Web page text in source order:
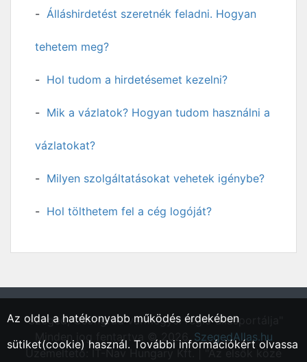
Álláshirdetést szeretnék feladni. Hogyan
tehetem meg?
Hol tudom a hirdetésemet kezelni?
Mik a vázlatok? Hogyan tudom használni a
vázlatokat?
Milyen szolgáltatásokat vehetek igénybe?
Hol tölthetem fel a cég logóját?
"Szeged, Csongrád vármegyei régió állásportálja"
Minden jog fentartva © 2026. SzegedAllas.hu
Üzemeltető: IT-Nav Hungary Kft. | "Az elsők közé
Az oldal a hatékonyabb működés érdekében
sütiket(cookie) használ. További információkért olvassa